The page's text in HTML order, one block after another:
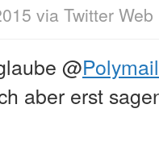
via Twitter
@
aber erst